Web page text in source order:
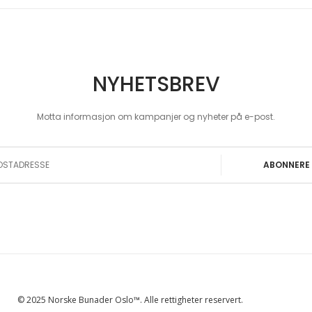
NYHETSBREV
Motta informasjon om kampanjer og nyheter på e-post.
ABONNERE
© 2025 Norske Bunader Oslo™. Alle rettigheter reservert.